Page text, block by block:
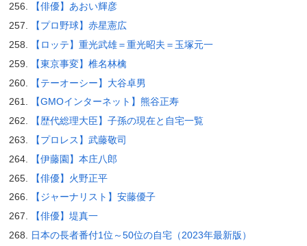
【俳優】あおい輝彦
【プロ野球】赤星憲広
【ロッテ】重光武雄＝重光昭夫＝玉塚元一
【東京事変】椎名林檎
【テーオーシー】大谷卓男
【GMOインターネット】熊谷正寿
【歴代総理大臣】子孫の現在と自宅一覧
【プロレス】武藤敬司
【伊藤園】本庄八郎
【俳優】火野正平
【ジャーナリスト】安藤優子
【俳優】堤真一
日本の長者番付1位～50位の自宅（2023年最新版）